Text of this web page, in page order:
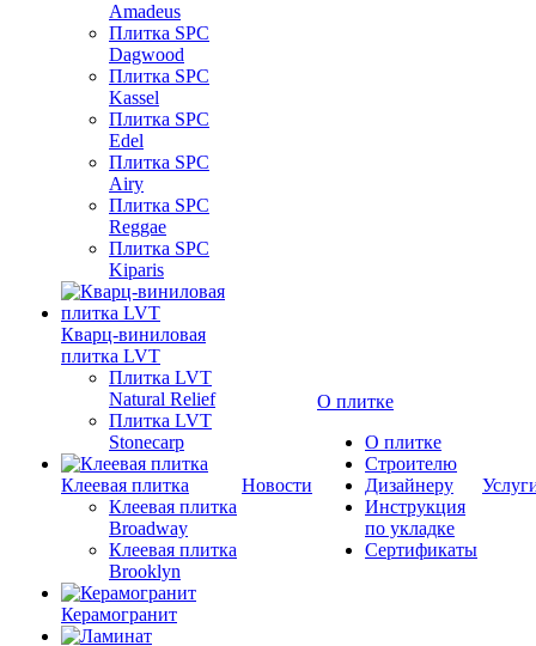
Amadeus
Плитка SPC
Dagwood
Плитка SPC
Kassel
Плитка SPC
Edel
Плитка SPC
Airy
Плитка SPC
Reggae
Плитка SPC
Kiparis
Кварц-виниловая
плитка LVT
Плитка LVT
Natural Relief
Плитка LVT
Stonecarp
Клеевая плитка
Клеевая плитка
Broadway
Клеевая плитка
Brooklyn
Керамогранит
Новости
О плитке
О плитке
Строителю
Дизайнеру
Инструкция
по укладке
Сертификаты